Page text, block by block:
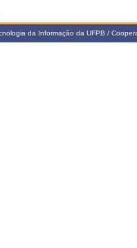
da Informação da UFPB /